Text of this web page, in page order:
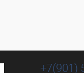
+7(901)